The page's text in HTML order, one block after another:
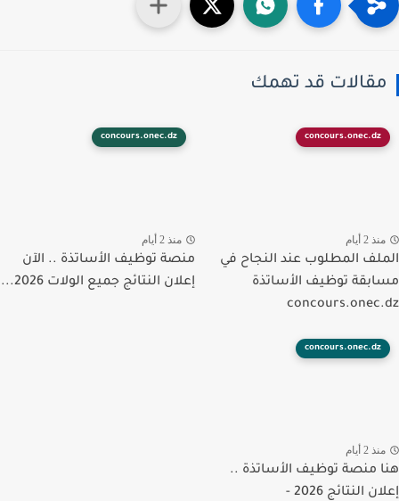
قد تهمك
concours.onec.dz
2 أيام
المطلوب عند النجاح في
توظيف الأساتذة
concours.onec.dz
منذ 2 أيام
منصة توظيف الأساتذة .. الآن
إعلان النتائج جميع الولات 2026...
concours.onec.dz
2 أيام
منصة توظيف الأساتذة ..
إعلان النتائج 2026 -